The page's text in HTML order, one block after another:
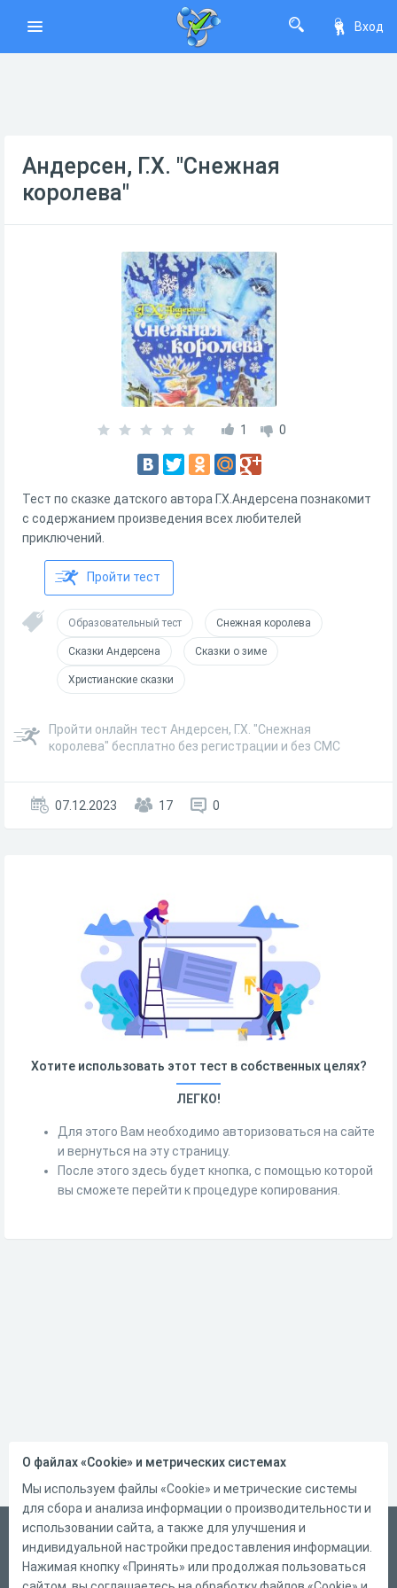
Вход
Андерсен, Г.Х. "Снежная
королева"
1 0
Тест по сказке датского автора Г.Х.Андерсена познакомит
с содержанием произведения всех любителей
приключений.
Пройти тест
Образовательный тест Снежная королева
Сказки Андерсена Сказки о зиме
Христианские сказки
Пройти онлайн тест Андерсен, Г.Х. "Снежная
королева" бесплатно без регистрации и без СМС
07.12.2023 17 0
Хотите использовать этот тест в собственных целях?
ЛЕГКО!
Для этого Вам необходимо авторизоваться на сайте
и вернуться на эту страницу.
После этого здесь будет кнопка, с помощью которой
вы сможете перейти к процедуре копирования.
Русский
Справка
О файлах «Cookie» и метрических системах
Мы используем файлы «Cookie» и метрические системы
для сбора и анализа информации о производительности и
использовании сайта, а также для улучшения и
индивидуальной настройки предоставления информации.
Нажимая кнопку «Принять» или продолжая пользоваться